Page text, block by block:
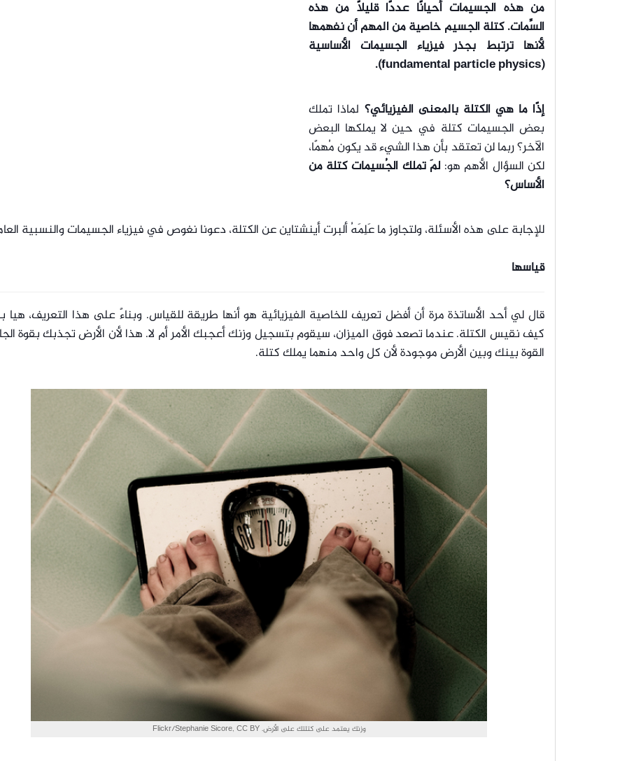
من هذه الجسيمات أحيانًا عددًا قليلًا من هذه
السِّمات. كتلة الجسيم خاصية من المهم أن نفهمها
لأنها ترتبط بجذر فيزياء الجسيمات الأساسية
(fundamental particle physics).
إذًا ما هي الكتلة بالمعنى الفيزيائي؟ لماذا تملك
بعض الجسيمات كتلة في حين لا يملكها البعض
الآخر؟ ربما لن تعتقد بأن هذا الشيء قد يكون مُهمًا،
لكن السؤال الأهم هو: لمَ تملك الجُسيمات كتلة من
الأساس؟
للإجابة على هذه الأسئلة، ولتجاوز ما عَلِمَهُ ألبرت أينشتاين عن الكتلة، دعونا نغوص في فيزياء الجسيمات والنسبية
قياسها
قال لي أحد الأساتذة مرة أن أفضل تعريف للخاصية الفيزيائية هو أنها طريقة للقياس. وبناءً على هذا التعريف، هيا
كيف نقيس الكتلة.عندما تصعد فوق الميزان، سيقوم بتسجيل وزنك أعجبك الأمر أم لا. هذا لأن الأرض تجذبك بقوة
القوة بينك وبين الأرض موجودة لأن كل واحد منهما يملك كتلة.
وزنك يعتمد على كتلتك على الأرض. Flickr/Stephanie Sicore, CC BY